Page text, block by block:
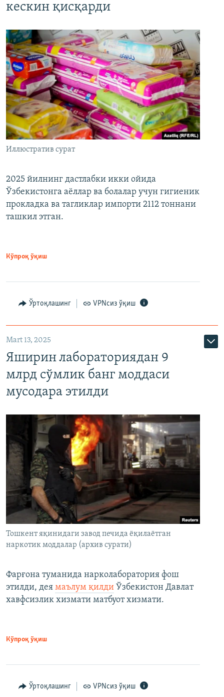
кескин қисқарди
Иллюстратив сурат
2025 йилнинг дастлабки икки ойида
Ўзбекистонга аёллар ва болалар учун гигиеник
прокладка ва тагликлар импорти 2112 тоннани
ташкил этган.
Кўпроқ ўқиш
Ўртоқлашинг VPNсиз ўқиш
Mart 13, 2025
Яширин лабораториядан 9
млрд сўмлик банг моддаси
мусодара этилди
Тошкент яқинидаги завод печида ёқилаётган
наркотик моддалар (архив сурати)
Фарғона туманида нарколаборатория фош
этилди, дея маълум қилди Ўзбекистон Давлат
хавфсизлик хизмати матбуот хизмати.
Кўпроқ ўқиш
Ўртоқлашинг VPNсиз ўқиш